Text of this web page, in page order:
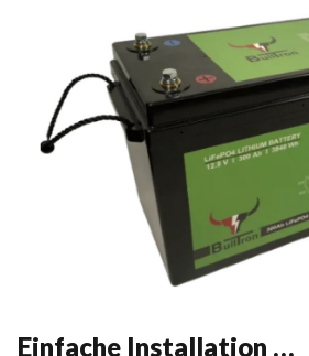
Einfache Installation …